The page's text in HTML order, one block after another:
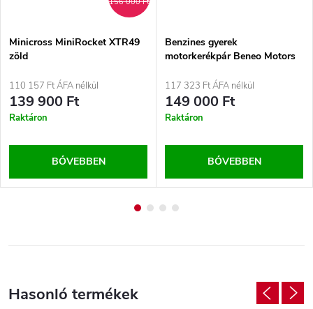
Minicross MiniRocket XTR49
zöld
110 157 Ft ÁFA nélkül
139 900 Ft
Raktáron
BŐVEBBEN
Benzines gyerek
motorkerékpár Beneo Motors
50cm3
117 323 Ft ÁFA nélkül
149 000 Ft
Raktáron
BŐVEBBEN